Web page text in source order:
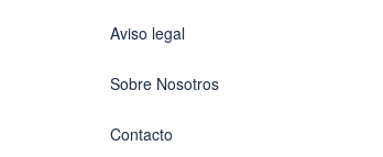
Aviso legal
Sobre Nosotros
Contacto